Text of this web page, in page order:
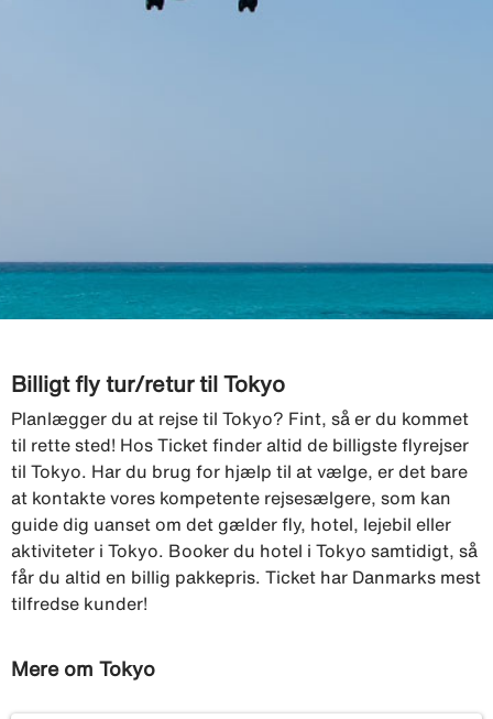
Billigt fly tur/retur til Tokyo
Planlægger du at rejse til Tokyo? Fint, så er du kommet
til rette sted! Hos Ticket finder altid de billigste flyrejser
til Tokyo. Har du brug for hjælp til at vælge, er det bare
at kontakte vores kompetente rejsesælgere, som kan
guide dig uanset om det gælder fly, hotel, lejebil eller
aktiviteter i Tokyo. Booker du hotel i Tokyo samtidigt, så
får du altid en billig pakkepris. Ticket har Danmarks mest
tilfredse kunder!
Mere om Tokyo